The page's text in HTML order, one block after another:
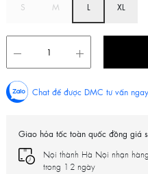
S M L XL
Chat để được DMC tư vấn
Giao hỏa tốc toàn quốc đồng giá
Nội thành Hà Nội nhận hàng
trong 1-2 ngày